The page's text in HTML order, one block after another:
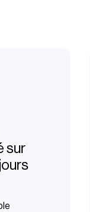
sur